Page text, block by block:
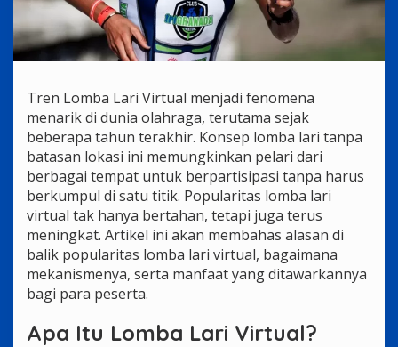
Tren Lomba Lari Virtual menjadi fenomena
menarik di dunia olahraga, terutama sejak
beberapa tahun terakhir. Konsep lomba lari tanpa
batasan lokasi ini memungkinkan pelari dari
berbagai tempat untuk berpartisipasi tanpa harus
berkumpul di satu titik. Popularitas lomba lari
virtual tak hanya bertahan, tetapi juga terus
meningkat. Artikel ini akan membahas alasan di
balik popularitas lomba lari virtual, bagaimana
mekanismenya, serta manfaat yang ditawarkannya
bagi para peserta.
Apa Itu Lomba Lari Virtual?